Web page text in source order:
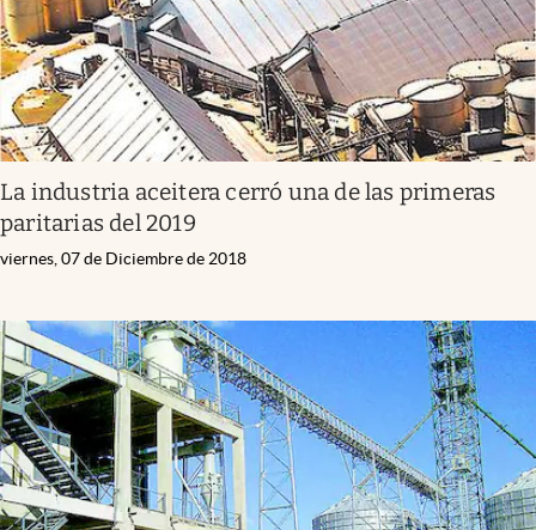
La industria aceitera cerró una de las primeras
paritarias del 2019
viernes, 07 de Diciembre de 2018